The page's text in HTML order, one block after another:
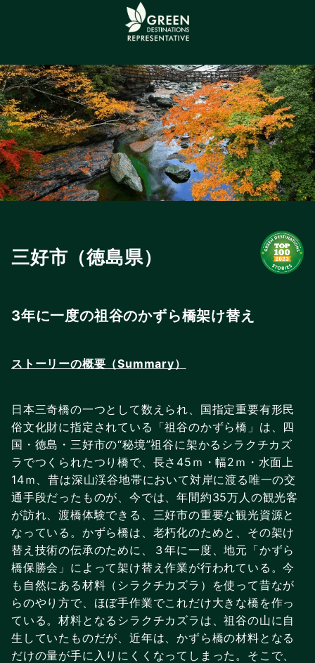
三好市（徳島県）
3年に一度の祖谷のかずら橋架け替え
ストーリーの概要（Summary）
日本三奇橋の一つとして数えられ、国指定重要有形民
俗文化財に指定されている「祖谷のかずら橋」は、四
国・徳島・三好市の“秘境”祖谷に架かるシラクチカズ
ラでつくられたつり橋で、長さ45ｍ・幅2ｍ・水面上
14ｍ、昔は深山渓谷地帯において対岸に渡る唯一の交
通手段だったものが、今では、年間約35万人の観光客
が訪れ、渡橋体験できる、三好市の重要な観光資源と
なっている。かずら橋は、老朽化のためと、その架け
替え技術の伝承のために、３年に一度、地元「かずら
橋保勝会」によって架け替え作業が行われている。今
も自然にある材料（シラクチカズラ）を使って昔なが
らのやり方で、ほぼ手作業でこれだけ大きな橋を作っ
ている。材料となるシラクチカズラは、祖谷の山に自
生していたものだが、近年は、かずら橋の材料となる
だけの量が手に入りにくくなってしまった。そこで、